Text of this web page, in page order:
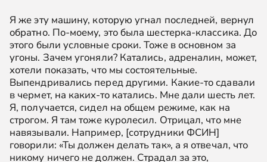
Я же эту машину, которую угнал последней, вернул
обратно. По-моему, это была шестерка-классика. До
этого были условные сроки. Тоже в основном за
угоны. Зачем угоняли? Катались, адреналин, может,
хотели показать, что мы состоятельные.
Выпендривались перед другими. Какие-то сдавали
в чермет, на каких-то катались. Мне дали шесть лет.
Я, получается, сидел на общем режиме, как на
строгом. Я там тоже куролесил. Отрицал, что мне
навязывали. Например, [сотрудники ФСИН]
говорили: «Ты должен делать так», а я отвечал, что
никому ничего не должен. Страдал за это,